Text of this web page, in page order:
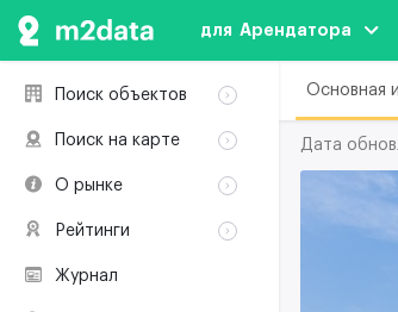
для  Арендатора
Поиск объектов
Здания
Коворкинги
Поиск на карте
Здания
О рынке
Классификация
Премии по
Рейтинги
Журнал
Основная
Дата